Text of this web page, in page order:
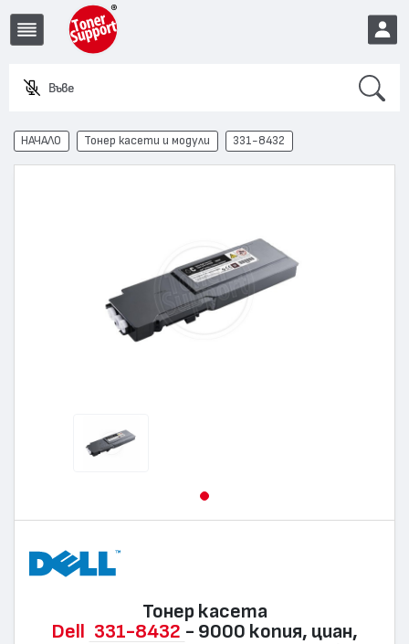
Въведете
EUR
НАЧАЛО Тонер касети и модули 331-8432
Тонер касета
Dell
331-8432 - 9000 копия, циан,